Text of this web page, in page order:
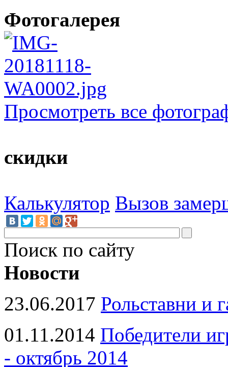
Фотогалерея
Просмотреть все
скидки
Калькулятор Вызов
Поиск по сайту
Новости
23.06.2017 Рольставни и
01.11.2014 Победители
- октябрь 2014